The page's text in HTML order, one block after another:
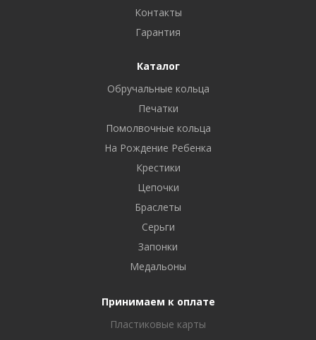
Контакты
Гарантия
Каталог
Обручальные кольца
Печатки
Помолвочные кольца
На Рождение Ребенка
Крестики
Цепочки
Браслеты
Серьги
Запонки
Медальоны
Принимаем к оплате
Пластиковые карты